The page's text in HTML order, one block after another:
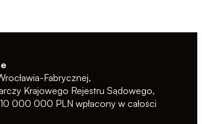
Fabrycznej,
Krajowego Rejestru Sądowego,
000 000 PLN wpłacony w całości